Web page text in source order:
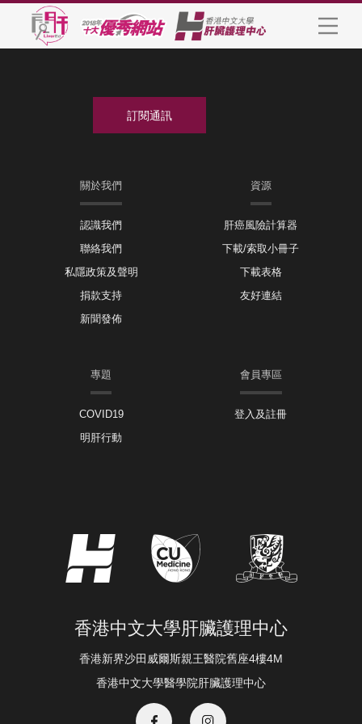
關於我們
認識我們
聯絡我們
私隱政策及聲明
捐款支持
新聞發佈
資源
肝癌風險計算器
下載/索取小冊子
下載表格
友好連結
專題
COVID19
明肝行動
會員專區
登入及註冊
香港中文大學肝臟護理中心
香港新界沙田威爾斯親王醫院舊座4樓4M
香港中文大學醫學院肝臟護理中心